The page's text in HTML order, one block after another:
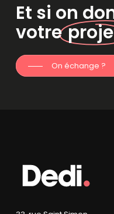
Et si on
votre
On échange ?